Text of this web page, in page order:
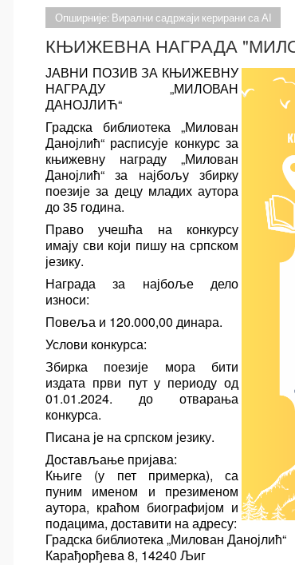
Опширније: Вирални садржаји керирани са АI
КЊИЖЕВНА НАГРАДА
ЈАВНИ ПОЗИВ ЗА КЊИЖЕВНУ
НАГРАДУ „МИЛОВАН
ДАНОЈЛИЋ“
Градска библиотека „Милован
Данојлић“ расписује конкурс за
књижевну награду „Милован
Данојлић“ за најбољу збирку
поезије за децу младих аутора
до 35 година.
Право учешћа на конкурсу
имају сви који пишу на српском
језику.
Награда за најбоље дело
износи:
Повеља и 120.000,00 динара.
Услови конкурса:
Збирка поезије мора бити
издата први пут у периоду од
01.01.2024. до отварања
конкурса.
Писана је на српском језику.
Достављање пријава:
Књиге (у пет примерка), са
пуним именом и презименом
аутора, краћом биографијом и
подацима, доставити на адресу:
Градска библиотека „Милован Данојлић“
Карађорђева 8, 14240 Љиг